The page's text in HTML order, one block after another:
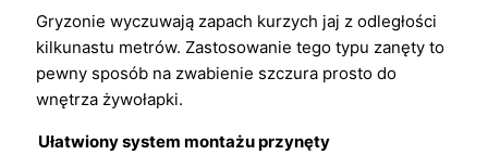
Gryzonie wyczuwają zapach kurzych jaj z odległości
kilkunastu metrów. Zastosowanie tego typu zanęty to
pewny sposób na zwabienie szczura prosto do
wnętrza żywołapki.
Ułatwiony system montażu przynęty